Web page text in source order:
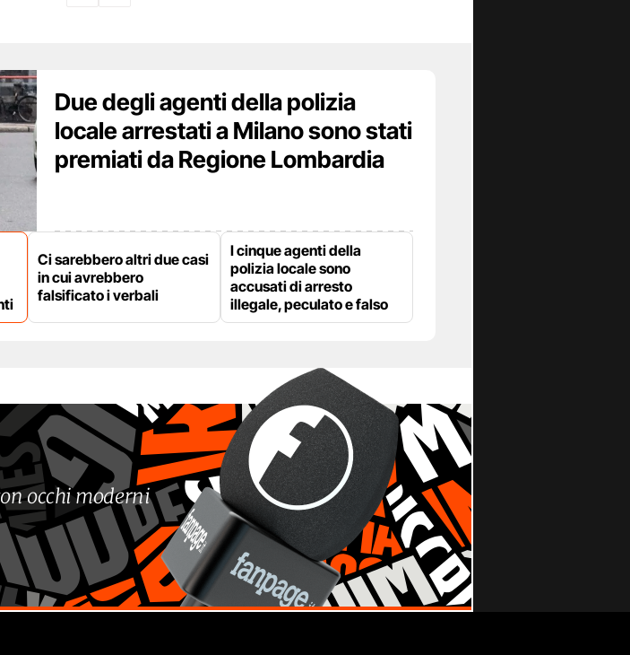
Due degli agenti della polizia
locale arrestati a Milano sono stati
premiati da Regione Lombardia
Ci sarebbero altri due casi
in cui avrebbero
falsificato i verbali
I cinque agenti della
polizia locale sono
accusati di arresto
illegale, peculato e falso
occhi moderni